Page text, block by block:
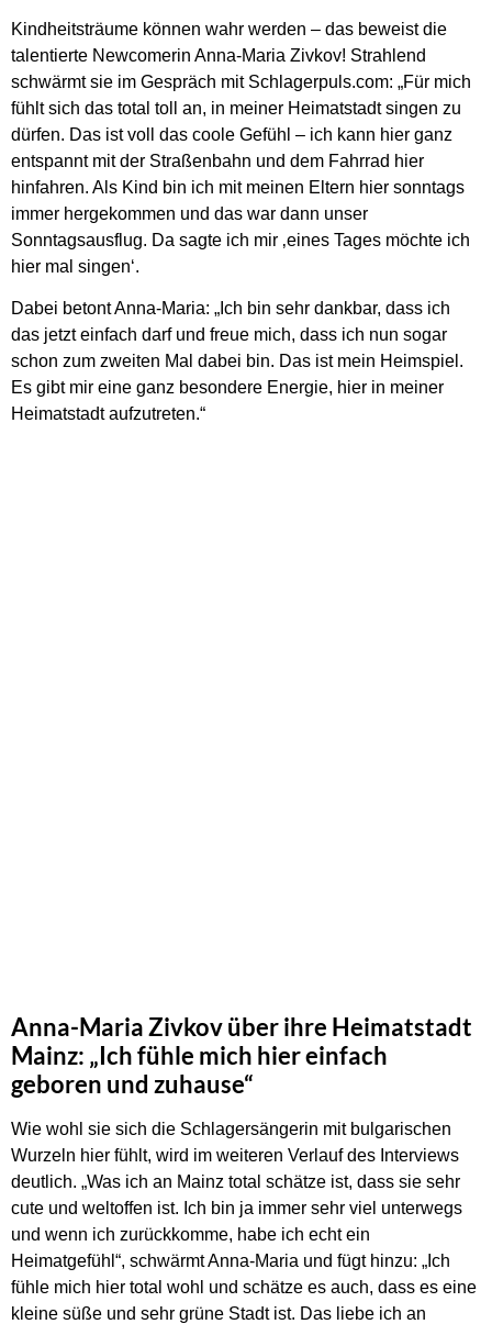
Kindheitsträume können wahr werden – das beweist die
talentierte Newcomerin Anna-Maria Zivkov! Strahlend
schwärmt sie im Gespräch mit Schlagerpuls.com: „Für mich
fühlt sich das total toll an, in meiner Heimatstadt singen zu
dürfen. Das ist voll das coole Gefühl – ich kann hier ganz
entspannt mit der Straßenbahn und dem Fahrrad hier
hinfahren. Als Kind bin ich mit meinen Eltern hier sonntags
immer hergekommen und das war dann unser
Sonntagsausflug. Da sagte ich mir ‚eines Tages möchte ich
hier mal singen‘.
Dabei betont Anna-Maria: „Ich bin sehr dankbar, dass ich
das jetzt einfach darf und freue mich, dass ich nun sogar
schon zum zweiten Mal dabei bin. Das ist mein Heimspiel.
Es gibt mir eine ganz besondere Energie, hier in meiner
Heimatstadt aufzutreten.“
Anna-Maria Zivkov über ihre Heimatstadt
Mainz: „Ich fühle mich hier einfach
geboren und zuhause“
Wie wohl sie sich die Schlagersängerin mit bulgarischen
Wurzeln hier fühlt, wird im weiteren Verlauf des Interviews
deutlich. „Was ich an Mainz total schätze ist, dass sie sehr
cute und weltoffen ist. Ich bin ja immer sehr viel unterwegs
und wenn ich zurückkomme, habe ich echt ein
Heimatgefühl“, schwärmt Anna-Maria und fügt hinzu: „Ich
fühle mich hier total wohl und schätze es auch, dass es eine
kleine süße und sehr grüne Stadt ist. Das liebe ich an